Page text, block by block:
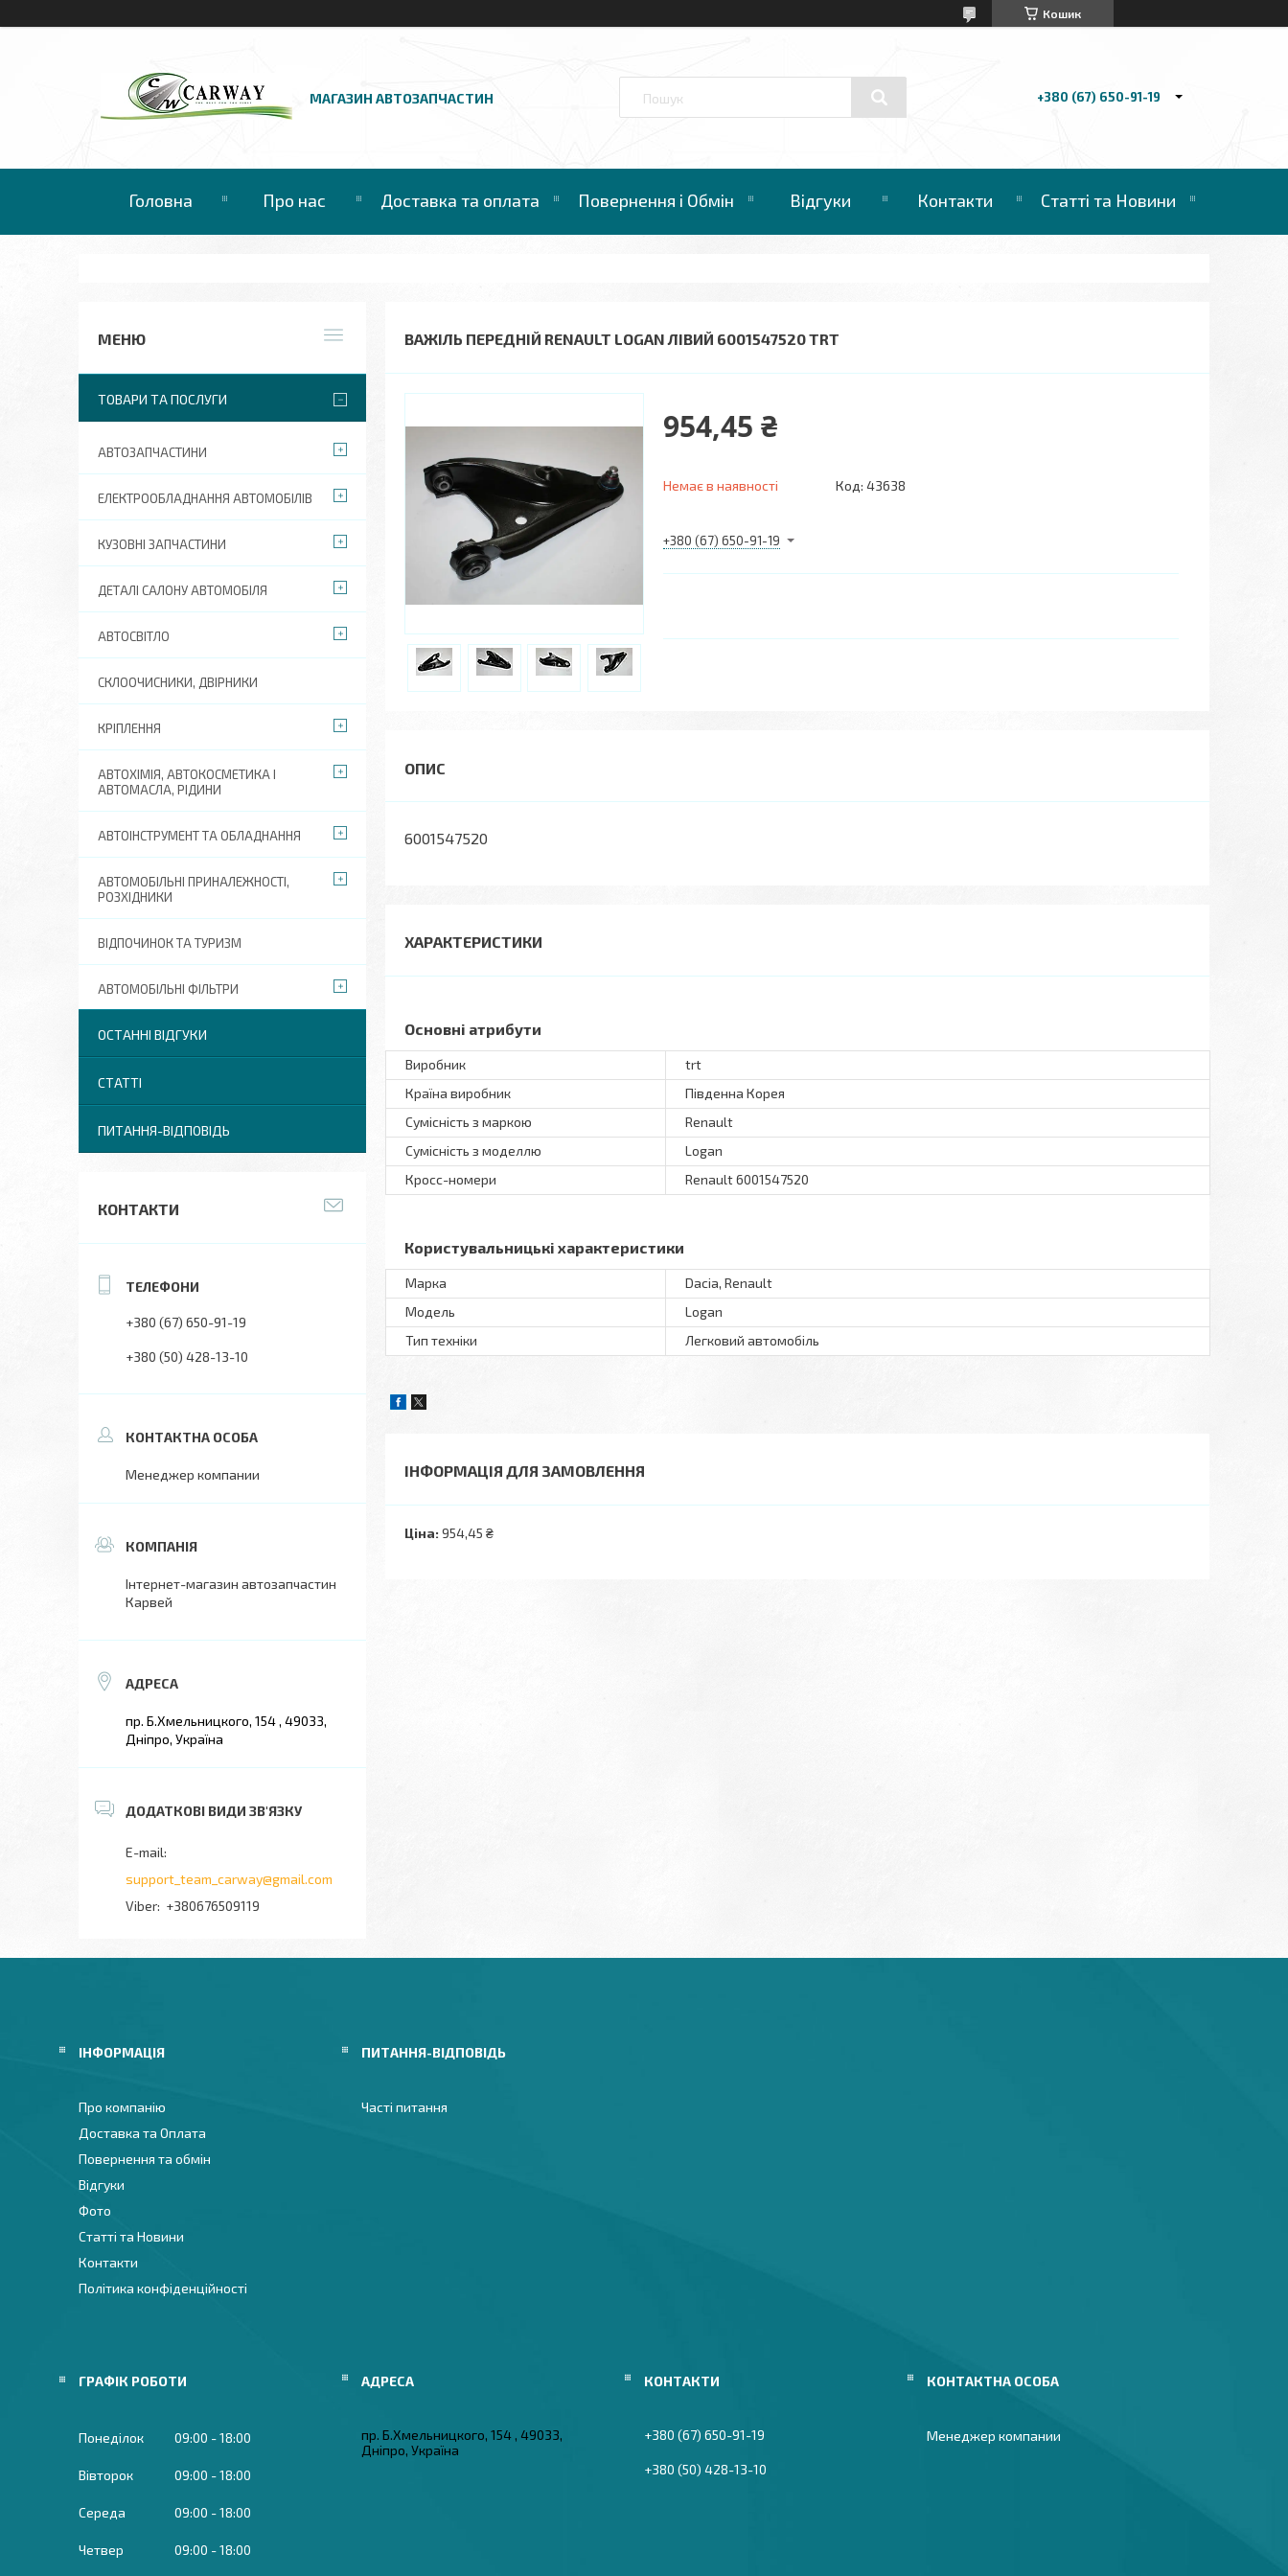
Кошик
МАГАЗИН АВТОЗАПЧАСТИН +380 (67) 650-91-19
Головна Про нас Доставка та оплата Повернення і Обмін Відгуки Контакти Статті та Новини
ВАЖІЛЬ ПЕРЕДНІЙ RENAULT LOGAN ЛІВИЙ 6001547520 TRT
954,45 ₴
Немає в наявності Код: 43638
+380 (67) 650-91-19
6001547520
ХАРАКТЕРИСТИКИ
Основні атрибути
Виробник
trt
Країна виробник
Південна Корея
Сумісність з маркою
Renault
Сумісність з моделлю
Logan
Кросс-номери
Renault 6001547520
Користувальницькі характеристики
Марка
Dacia, Renault
Мoдель
Logan
Тип техніки
Легковий автомобіль
ІНФОРМАЦІЯ ДЛЯ ЗАМОВЛЕННЯ
Ціна: 954,45 ₴
ТОВАРИ ТА ПОСЛУГИ
АВТОЗАПЧАСТИНИ
ЕЛЕКТРООБЛАДНАННЯ АВТОМОБІЛІВ
КУЗОВНІ ЗАПЧАСТИНИ
ДЕТАЛІ САЛОНУ АВТОМОБІЛЯ
АВТОСВІТЛО
СКЛООЧИСНИКИ, ДВІРНИКИ
КРІПЛЕННЯ
АВТОХІМІЯ, АВТОКОСМЕТИКА І
АВТОМАСЛА, РІДИНИ
АВТОІНСТРУМЕНТ ТА ОБЛАДНАННЯ
АВТОМОБІЛЬНІ ПРИНАЛЕЖНОСТІ,
РОЗХІДНИКИ
ВІДПОЧИНОК ТА ТУРИЗМ
АВТОМОБІЛЬНІ ФІЛЬТРИ
ОСТАННІ ВІДГУКИ
СТАТТІ
ПИТАННЯ-ВІДПОВІДЬ
КОНТАКТИ
+380 (67) 650-91-19
+380 (50) 428-13-10
Менеджер компании
Інтернет-магазин автозапчастин
Карвей
пр. Б.Хмельницкого, 154 , 49033,
Дніпро, Україна
support_team_carway@gmail.com
+380676509119
ІНФОРМАЦІЯ
Про компанію
Доставка та Оплата
Повернення та обмін
Відгуки
Фото
Статті та Новини
Контакти
Політика конфіденційності
ПИТАННЯ-ВІДПОВІДЬ
Часті питання
ГРАФІК РОБОТИ
Понеділок 09:00 18:00
Вівторок 09:00 18:00
Середа 09:00 18:00
Четвер 09:00 18:00
пр. Б.Хмельницкого, 154 , 49033,
Дніпро, Україна
+380 (67) 650-91-19
+380 (50) 428-13-10
Менеджер компании